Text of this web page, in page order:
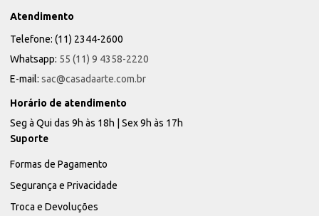
Atendimento
Telefone: (11) 2344-2600
Whatsapp: 55 (11) 9 4358-2220
E-mail: sac@casadaarte.com.br
Horário de atendimento
Seg à Qui das 9h às 18h | Sex 9h às 17h
Suporte
Formas de Pagamento
Segurança e Privacidade
Troca e Devoluções